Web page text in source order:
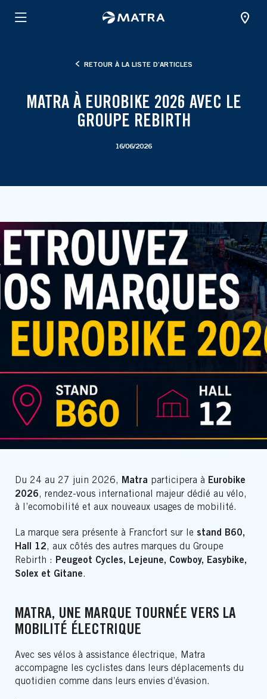
RETOUR À LA LISTE D’ARTICLES
MATRA À EUROBIKE 2026 AVEC LE
GROUPE REBIRTH
16/06/2026
Du 24 au 27 juin 2026, Matra participera à Eurobike
2026, rendez-vous international majeur dédié au vélo,
à l’ecomobilité et aux nouveaux usages de mobilité.
La marque sera présente à Francfort sur le stand B60,
Hall 12, aux côtés des autres marques du Groupe
Rebirth : Peugeot Cycles, Lejeune, Cowboy, Easybike,
Solex et Gitane.
MATRA, UNE MARQUE TOURNÉE VERS LA
MOBILITÉ ÉLECTRIQUE
Avec ses vélos à assistance électrique, Matra
accompagne les cyclistes dans leurs déplacements du
quotidien comme dans leurs envies d’évasion.